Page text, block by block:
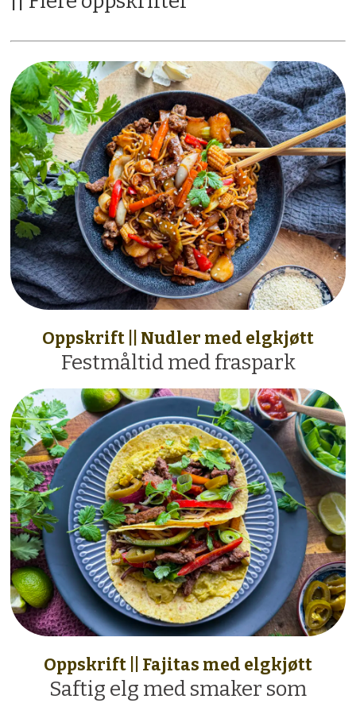
Oppskrift || Nudler med elgkjøtt
Festmåltid med fraspark
Oppskrift || Fajitas med elgkjøtt
Saftig elg med smaker som